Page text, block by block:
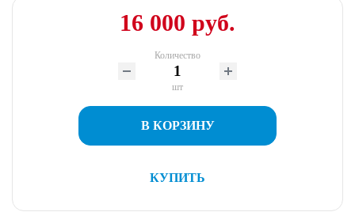
16 000 руб.
Количество
шт
В КОРЗИНУ
КУПИТЬ